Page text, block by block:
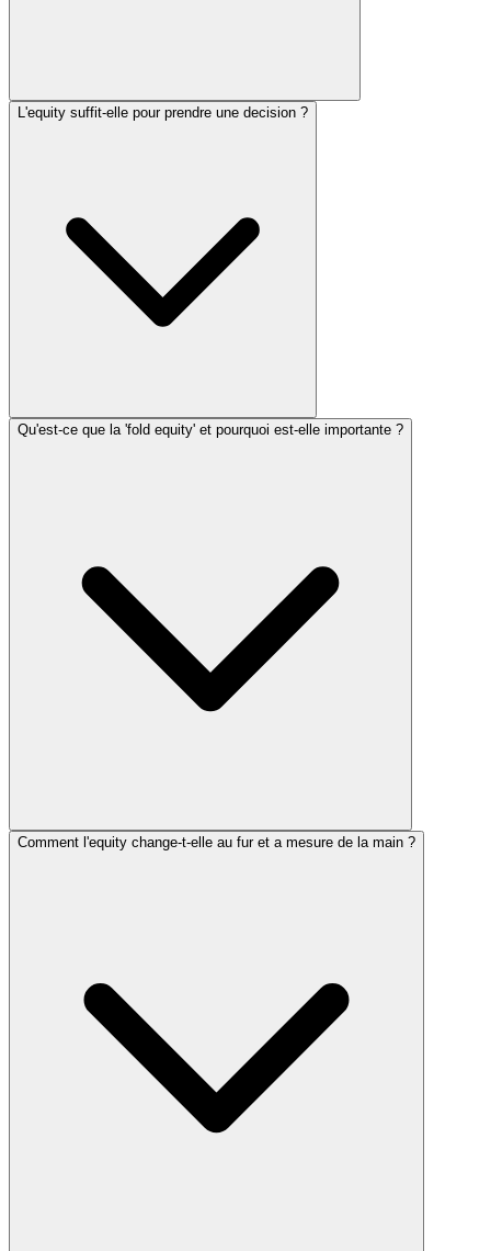
L'equity suffit-elle pour prendre une decision ?
Qu'est-ce que la 'fold equity' et pourquoi est-elle importante ?
Comment l'equity change-t-elle au fur et a mesure de la main ?